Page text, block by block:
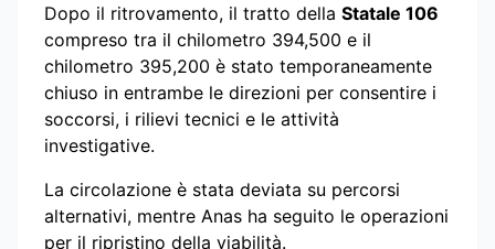
Dopo il ritrovamento, il tratto della Statale 106
compreso tra il chilometro 394,500 e il
chilometro 395,200 è stato temporaneamente
chiuso in entrambe le direzioni per consentire i
soccorsi, i rilievi tecnici e le attività
investigative.
La circolazione è stata deviata su percorsi
alternativi, mentre Anas ha seguito le operazioni
per il ripristino della viabilità.